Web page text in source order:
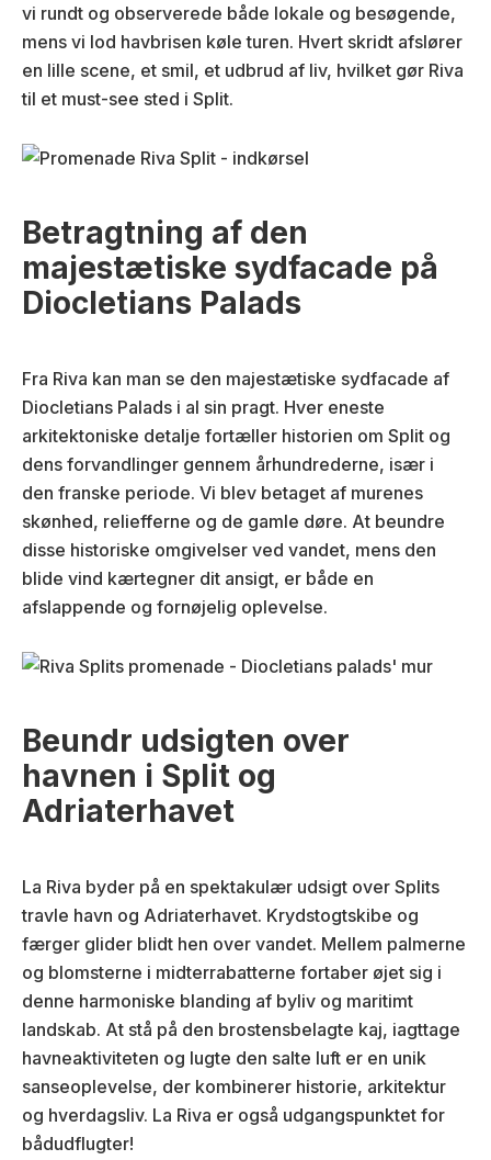
vi rundt og observerede både lokale og besøgende,
mens vi lod havbrisen køle turen. Hvert skridt afslører
en lille scene, et smil, et udbrud af liv, hvilket gør Riva
til et must-see sted i Split.
Betragtning af den
majestætiske sydfacade på
Diocletians Palads
Fra Riva kan man se den majestætiske sydfacade af
Diocletians Palads i al sin pragt. Hver eneste
arkitektoniske detalje fortæller historien om Split og
dens forvandlinger gennem århundrederne, især i
den franske periode. Vi blev betaget af murenes
skønhed, reliefferne og de gamle døre. At beundre
disse historiske omgivelser ved vandet, mens den
blide vind kærtegner dit ansigt, er både en
afslappende og fornøjelig oplevelse.
Beundr udsigten over
havnen i Split og
Adriaterhavet
La Riva byder på en spektakulær udsigt over Splits
travle havn og Adriaterhavet. Krydstogtskibe og
færger glider blidt hen over vandet. Mellem palmerne
og blomsterne i midterrabatterne fortaber øjet sig i
denne harmoniske blanding af byliv og maritimt
landskab. At stå på den brostensbelagte kaj, iagttage
havneaktiviteten og lugte den salte luft er en unik
sanseoplevelse, der kombinerer historie, arkitektur
og hverdagsliv. La Riva er også udgangspunktet for
bådudflugter!